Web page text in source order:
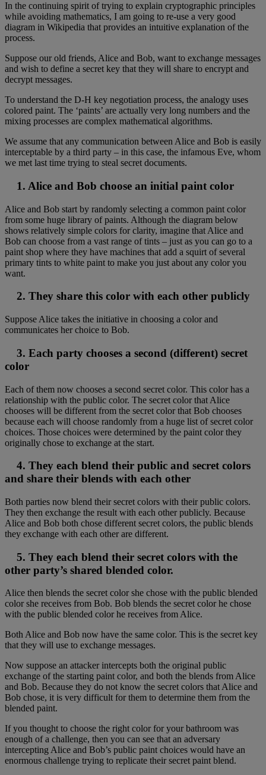
In the continuing spirit of trying to explain cryptographic principles
while avoiding mathematics, I am going to re-use a very good
diagram in Wikipedia that provides an intuitive explanation of the
process.
Suppose our old friends, Alice and Bob, want to exchange messages
and wish to define a secret key that they will share to encrypt and
decrypt messages.
To understand the D-H key negotiation process, the analogy uses
colored paint. The ‘paints’ are actually very long numbers and the
mixing processes are complex mathematical algorithms.
We assume that any communication between Alice and Bob is easily
interceptable by a third party – in this case, the infamous Eve, whom
we met last time trying to steal secret documents.
1. Alice and Bob choose an initial paint color
Alice and Bob start by randomly selecting a common paint color
from some huge library of paints. Although the diagram below
shows relatively simple colors for clarity, imagine that Alice and
Bob can choose from a vast range of tints – just as you can go to a
paint shop where they have machines that add a squirt of several
primary tints to white paint to make you just about any color you
want.
2. They share this color with each other publicly
Suppose Alice takes the initiative in choosing a color and
communicates her choice to Bob.
3. Each party chooses a second (different) secret
color
Each of them now chooses a second secret color. This color has a
relationship with the public color. The secret color that Alice
chooses will be different from the secret color that Bob chooses
because each will choose randomly from a huge list of secret color
choices. Those choices were determined by the paint color they
originally chose to exchange at the start.
4. They each blend their public and secret colors
and share their blends with each other
Both parties now blend their secret colors with their public colors.
They then exchange the result with each other publicly. Because
Alice and Bob both chose different secret colors, the public blends
they exchange with each other are different.
5. They each blend their secret colors with the
other party’s shared blended color.
Alice then blends the secret color she chose with the public blended
color she receives from Bob. Bob blends the secret color he chose
with the public blended color he receives from Alice.
Both Alice and Bob now have the same color. This is the secret key
that they will use to exchange messages.
Now suppose an attacker intercepts both the original public
exchange of the starting paint color, and both the blends from Alice
and Bob. Because they do not know the secret colors that Alice and
Bob chose, it is very difficult for them to determine them from the
blended paint.
If you thought to choose the right color for your bathroom was
enough of a challenge, then you can see that an adversary
intercepting Alice and Bob’s public paint choices would have an
enormous challenge trying to replicate their secret paint blend.